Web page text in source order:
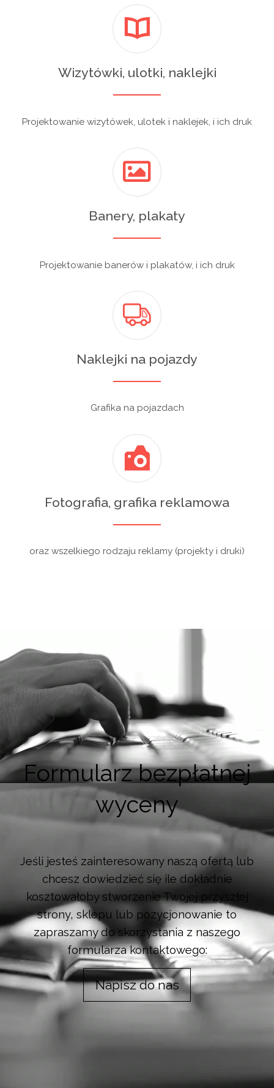
Wizytówki, ulotki, naklejki
Projektowanie wizytówek, ulotek i naklejek, i ich druk
Banery, plakaty
Projektowanie banerów i plakatów, i ich druk
Naklejki na pojazdy
Grafika na pojazdach
Fotografia, grafika reklamowa
oraz wszelkiego rodzaju reklamy (projekty i druki)
Formularz bezpłatnej
wyceny
Jeśli jesteś zainteresowany naszą ofertą lub
chcesz dowiedzieć się ile dokładnie
kosztowałoby stworzenie Twojej przyszłej
strony, sklepu lub pozycjonowanie to
zapraszamy do skorzystania z naszego
formularza kontaktowego:
Napisz do nas